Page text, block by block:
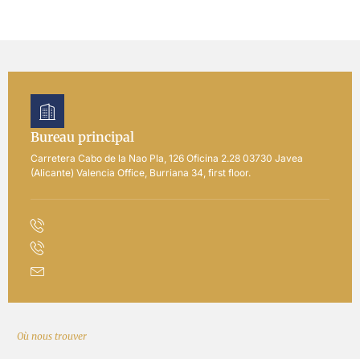
Bureau principal
Carretera Cabo de la Nao Pla, 126 Oficina 2.28 03730 Javea
(Alicante) Valencia Office, Burriana 34, first floor.
Où nous trouver